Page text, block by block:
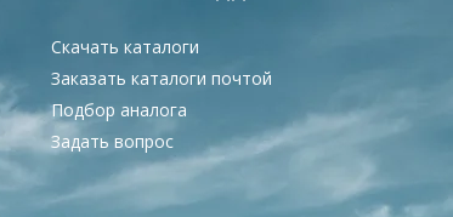
Скачать каталоги
Заказать каталоги почтой
Подбор аналога
Задать вопрос